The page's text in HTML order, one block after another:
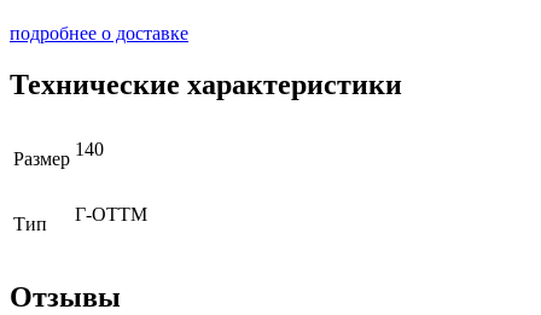
подробнее о доставке
Технические характеристики
Размер 140
Тип Г-ОТТМ
Отзывы